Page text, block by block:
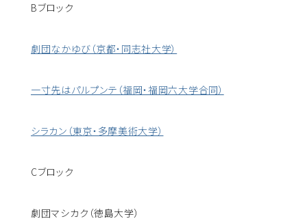
Bブロック
劇団なかゆび（京都・同志社大学）
一寸先はパルプンテ（福岡・福岡六大学合同）
シラカン（東京・多摩美術大学）
Cブロック
劇団マシカク（徳島大学）